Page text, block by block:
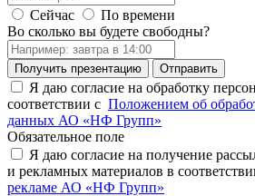
Сейчас
По времени
Во сколько вы будете свободны?
Получить презентацию Отправить
Я даю согласие на обработку
соответствии с Положением об
данных АО «НФ Групп»
Обязательное поле
Я даю согласие на получение
и рекламных материалов в
рекламе АО «НФ Групп»